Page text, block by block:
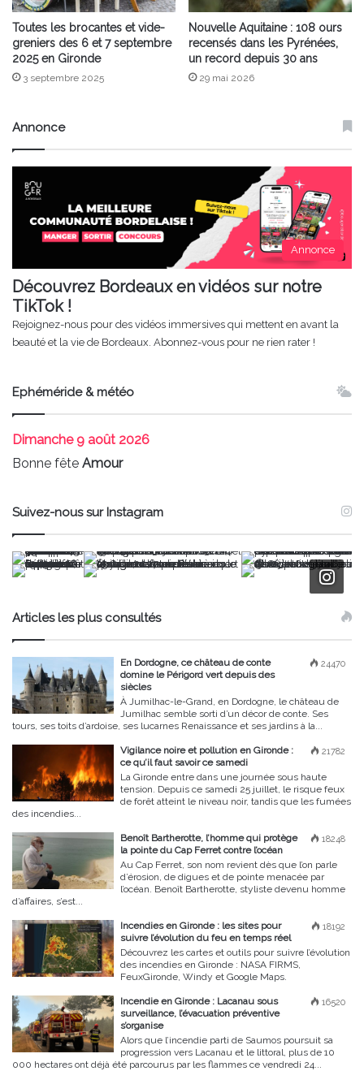
Toutes les brocantes et vide-
greniers des 6 et 7 septembre
2025 en Gironde
3 septembre 2025
Nouvelle Aquitaine : 108 ours
recensés dans les Pyrénées,
un record depuis 30 ans
29 mai 2026
Annonce
Annonce
Découvrez Bordeaux en vidéos sur notre
TikTok !
Rejoignez-nous pour des vidéos immersives qui mettent en avant la
beauté et la vie de Bordeaux. Abonnez-vous pour ne rien rater !
Ephéméride & météo
Dimanche9 août 2026
Bonne fête Amour
Suivez-nous sur Instagram
Articles les plus consultés
24470
En Dordogne, ce château de conte
domine le Périgord vert depuis des
siècles
À Jumilhac-le-Grand, en Dordogne, le château de
Jumilhac semble sorti d’un décor de conte. Ses
tours, ses toits d’ardoise, ses lucarnes Renaissance et ses jardins à la...
21782
Vigilance noire et pollution en Gironde :
ce qu’il faut savoir ce samedi
La Gironde entre dans une journée sous haute
tension. Depuis ce samedi 25 juillet, le risque feux
de forêt atteint le niveau noir, tandis que les fumées
des incendies...
18248
Benoît Bartherotte, l’homme qui protège
la pointe du Cap Ferret contre l’océan
Au Cap Ferret, son nom revient dès que l’on parle
d’érosion, de digues et de pointe menacée par
l’océan. Benoît Bartherotte, styliste devenu homme
d’affaires, s’est...
18192
Incendies en Gironde : les sites pour
suivre l’évolution du feu en temps réel
Découvrez les cartes et outils pour suivre l’évolution
des incendies en Gironde : NASA FIRMS,
FeuxGironde, Windy et Google Maps.
16520
Incendie en Gironde : Lacanau sous
surveillance, l’évacuation préventive
s’organise
Alors que l’incendie parti de Saumos poursuit sa
progression vers Lacanau et le littoral, plus de 10
000 hectares ont déjà été parcourus par les flammes ce vendredi 24...